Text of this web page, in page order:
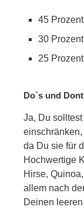
45
30
25
Do`s und
Ja, Du
da Du sie für
Hochwertige
Hirse,
allem nach
Deinen